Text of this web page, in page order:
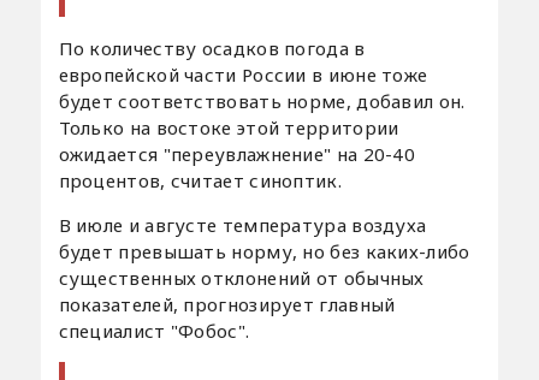
По количеству осадков погода в
европейской части России в июне тоже
будет соответствовать норме, добавил он.
Только на востоке этой территории
ожидается "переувлажнение" на 20-40
процентов, считает синоптик.
В июле и августе температура воздуха
будет превышать норму, но без каких-либо
существенных отклонений от обычных
показателей, прогнозирует главный
специалист "Фобос".